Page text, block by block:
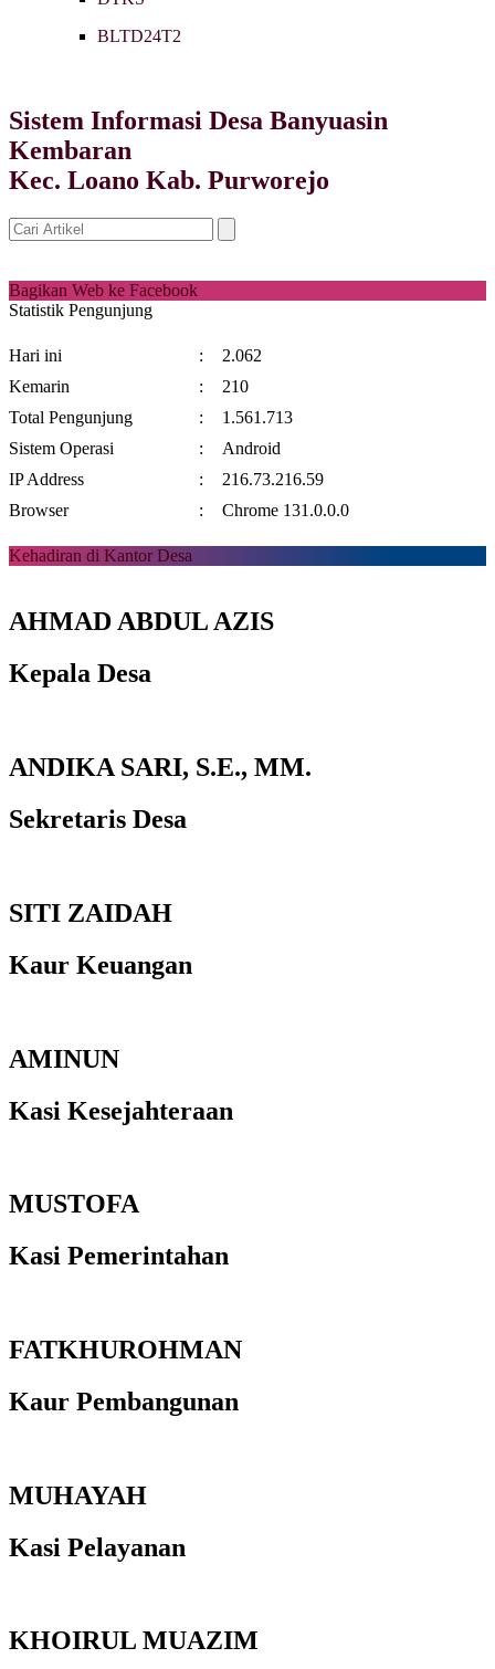
BLTD24T2
Sistem Informasi Desa Banyuasin
Kembaran
Kec. Loano Kab. Purworejo
Bagikan Web ke Facebook
Statistik Pengunjung
Hari ini :
2.062
Kemarin
:
210
Total Pengunjung
:
1.561.713
Sistem Operasi
:
Android
IP Address
:
216.73.216.59
Browser
: Chrome 131.0.0.0
Kehadiran di Kantor Desa
AHMAD ABDUL AZIS
Kepala Desa
ANDIKA SARI, S.E., MM.
Sekretaris Desa
SITI ZAIDAH
Kaur Keuangan
AMINUN
Kasi Kesejahteraan
MUSTOFA
Kasi Pemerintahan
FATKHUROHMAN
Kaur Pembangunan
MUHAYAH
Kasi Pelayanan
KHOIRUL MUAZIM